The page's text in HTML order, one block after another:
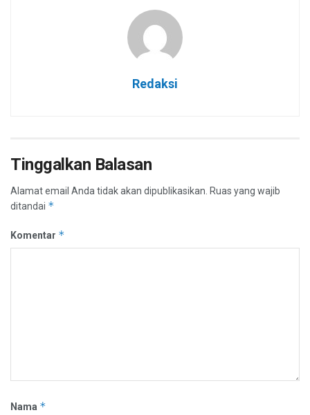
Redaksi
Tinggalkan Balasan
Alamat email Anda tidak akan dipublikasikan. Ruas yang wajib
ditandai *
Komentar *
Nama *